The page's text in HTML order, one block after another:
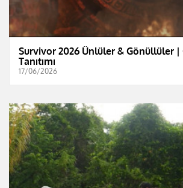
Survivor 2026 Ünlüler & Gönüllüler |
Tanıtımı
17/06/2026